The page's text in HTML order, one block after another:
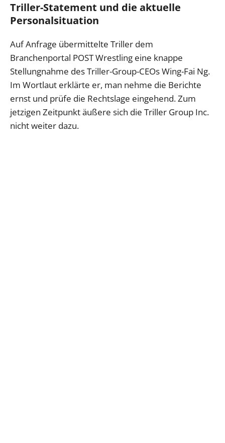
Triller-Statement und die aktuelle
Personalsituation
Auf Anfrage übermittelte Triller dem
Branchenportal POST Wrestling eine knappe
Stellungnahme des Triller-Group-CEOs Wing-Fai Ng.
Im Wortlaut erklärte er, man nehme die Berichte
ernst und prüfe die Rechtslage eingehend. Zum
jetzigen Zeitpunkt äußere sich die Triller Group Inc.
nicht weiter dazu.